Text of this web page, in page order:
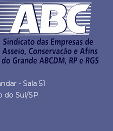
- Sala 51
do Sul/SP